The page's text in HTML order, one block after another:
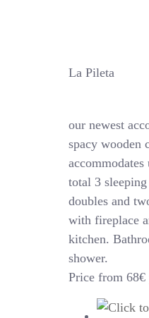
La Pileta
our newest
spacy wooden
total 3
doubles and
with fireplace
kitchen.
shower.
Price from 68€